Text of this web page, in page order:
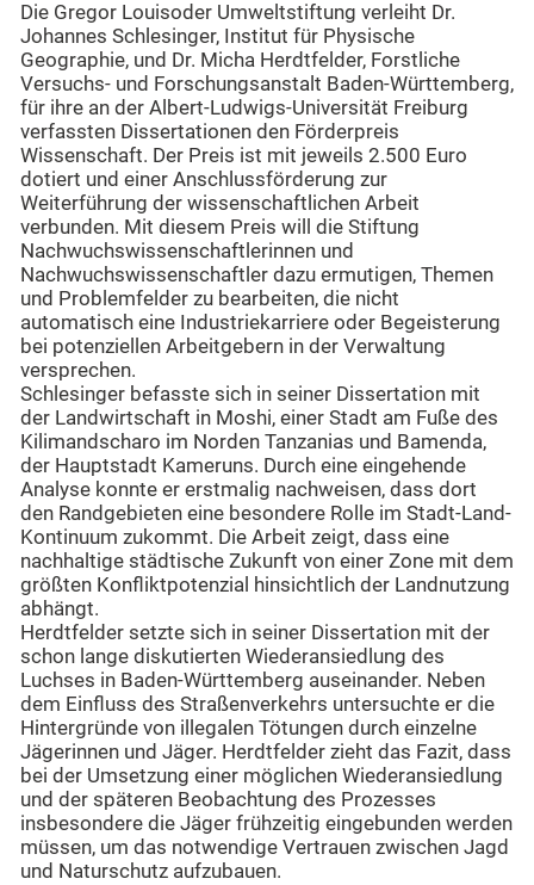
Die Gregor Louisoder Umweltstiftung verleiht Dr.
Johannes Schlesinger, Institut für Physische
Geographie, und Dr. Micha Herdtfelder, Forstliche
Versuchs- und Forschungsanstalt Baden-Württemberg,
für ihre an der Albert-Ludwigs-Universität Freiburg
verfassten Dissertationen den Förderpreis
Wissenschaft. Der Preis ist mit jeweils 2.500 Euro
dotiert und einer Anschlussförderung zur
Weiterführung der wissenschaftlichen Arbeit
verbunden. Mit diesem Preis will die Stiftung
Nachwuchswissenschaftlerinnen und
Nachwuchswissenschaftler dazu ermutigen, Themen
und Problemfelder zu bearbeiten, die nicht
automatisch eine Industriekarriere oder Begeisterung
bei potenziellen Arbeitgebern in der Verwaltung
versprechen.
Schlesinger befasste sich in seiner Dissertation mit
der Landwirtschaft in Moshi, einer Stadt am Fuße des
Kilimandscharo im Norden Tanzanias und Bamenda,
der Hauptstadt Kameruns. Durch eine eingehende
Analyse konnte er erstmalig nachweisen, dass dort
den Randgebieten eine besondere Rolle im Stadt-Land-
Kontinuum zukommt. Die Arbeit zeigt, dass eine
nachhaltige städtische Zukunft von einer Zone mit dem
größten Konfliktpotenzial hinsichtlich der Landnutzung
abhängt.
Herdtfelder setzte sich in seiner Dissertation mit der
schon lange diskutierten Wiederansiedlung des
Luchses in Baden-Württemberg auseinander. Neben
dem Einfluss des Straßenverkehrs untersuchte er die
Hintergründe von illegalen Tötungen durch einzelne
Jägerinnen und Jäger. Herdtfelder zieht das Fazit, dass
bei der Umsetzung einer möglichen Wiederansiedlung
und der späteren Beobachtung des Prozesses
insbesondere die Jäger frühzeitig eingebunden werden
müssen, um das notwendige Vertrauen zwischen Jagd
und Naturschutz aufzubauen.